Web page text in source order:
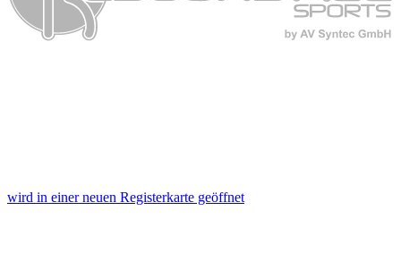
wird in einer neuen Registerkarte geöffnet